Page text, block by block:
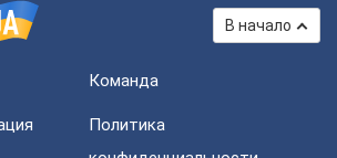
В начало
Команда
Политика